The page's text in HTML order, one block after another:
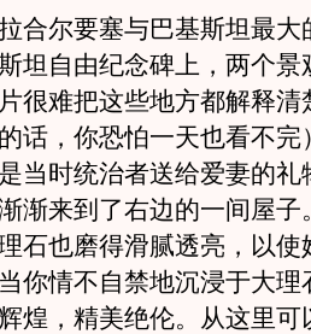
尔要塞与巴基斯坦最大
坦自由纪念碑上，两个景
很难把这些地方都解释清
话，你恐怕一天也看不完
当时统治者送给爱妻的礼
渐来到了右边的一间屋子
石也磨得滑腻透亮，以使
你情不自禁地沉浸于大理
煌，精美绝伦。从这里可